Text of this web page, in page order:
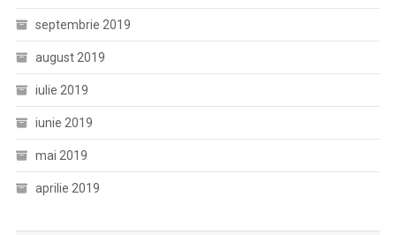
septembrie 2019
august 2019
iulie 2019
iunie 2019
mai 2019
aprilie 2019